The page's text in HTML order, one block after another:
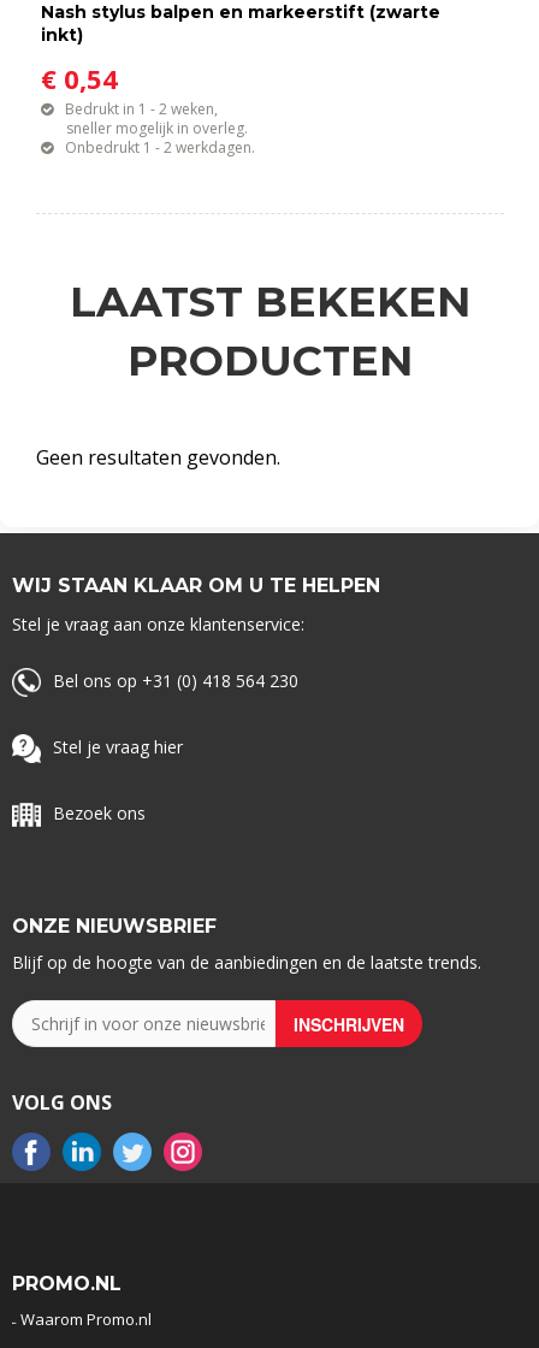
Nash stylus balpen en markeerstift (zwarte
inkt)
€ 0,54
Bedrukt in 1 - 2 weken,
sneller mogelijk in overleg.
Onbedrukt 1 - 2 werkdagen.
LAATST BEKEKEN
PRODUCTEN
Geen resultaten gevonden.
WIJ STAAN KLAAR OM U TE HELPEN
Stel je vraag aan onze klantenservice:
Bel ons op +31 (0) 418 564 230
Stel je vraag hier
Bezoek ons
ONZE NIEUWSBRIEF
Blijf op de hoogte van de aanbiedingen en de laatste trends.
VOLG ONS
PROMO.NL
Waarom Promo.nl